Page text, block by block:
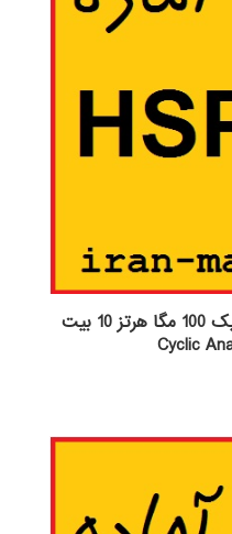
مبدل آنالوگ به دیجیتال سیکلیک 100 مگا هرتز 10 بیت
Cyclic